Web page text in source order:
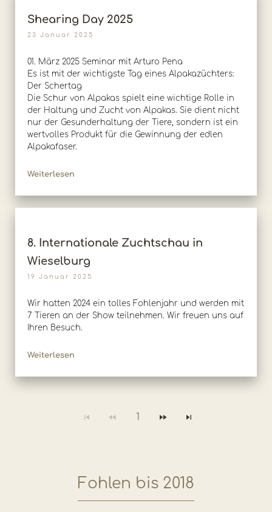
Shearing Day 2025
23 Januar 2025
01. März 2025 Seminar mit Arturo Pena
Es ist mit der wichtigste Tag eines Alpakazüchters:
Der Schertag
Die Schur von Alpakas spielt eine wichtige Rolle in
der Haltung und Zucht von Alpakas. Sie dient nicht
nur der Gesunderhaltung der Tiere, sondern ist ein
wertvolles Produkt für die Gewinnung der edlen
Alpakafaser.
Weiterlesen
8. Internationale Zuchtschau in
Wieselburg
19 Januar 2025
Wir hatten 2024 ein tolles Fohlenjahr und werden mit
7 Tieren an der Show teilnehmen. Wir freuen uns auf
Ihren Besuch.
Weiterlesen
1
Fohlen bis 2018